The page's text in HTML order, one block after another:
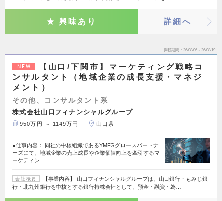
興味あり 詳細へ
掲載期間 26/08/06～26/08/19
NEW
【山口/下関市】マーケティング戦略コ
ンサルタント（地域企業の成長支援・マネジ
メント）
その他、コンサルタント系
株式会社山口フィナンシャルグループ
950万円 ～ 1149万円 山口県
●仕事内容： 同社の中核組織であるYMFGグロースパートナ
ーズにて、地域企業の売上成長や企業価値向上を牽引するマ
ーケティン…
会社概要
【事業内容】 山口フィナンシャルグループは、山口銀行・もみじ銀
行・北九州銀行を中核とする銀行持株会社として、預金・融資・為…